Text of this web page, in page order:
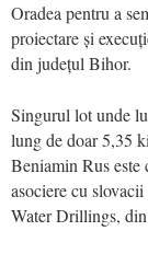
Oradea pentru a
proiectare și
din județul Bihor.
Singurul lot unde
lung de doar 5,35
Beniamin Rus
asociere cu
Water Drillings,